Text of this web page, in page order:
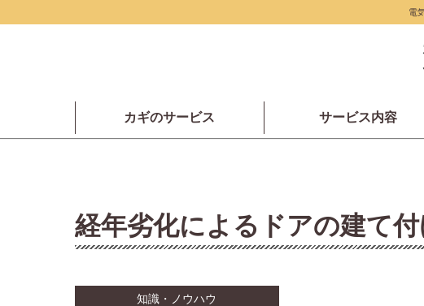
電
カギのサービス サービス内容
経年劣化によるドアの建て
知識・ノウハウ